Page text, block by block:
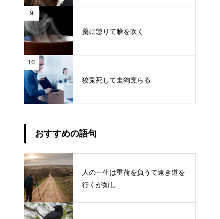
9
羹に懲りて膾を吹く
10
狡兎死して走狗烹らる
おすすめの語句
人の一生は重荷を負うて遠き道を
行くが如し